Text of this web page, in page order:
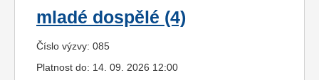
mladé dospělé (4)
Číslo výzvy: 085
Platnost do: 14. 09. 2026 12:00